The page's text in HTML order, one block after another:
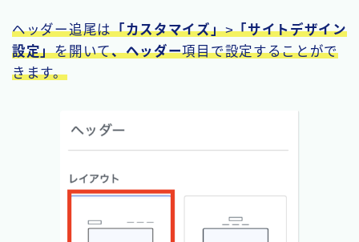
ヘッダー追尾は「カスタマイズ」>「サイトデザイン
設定」を開いて、ヘッダー項目で設定することがで
きます。